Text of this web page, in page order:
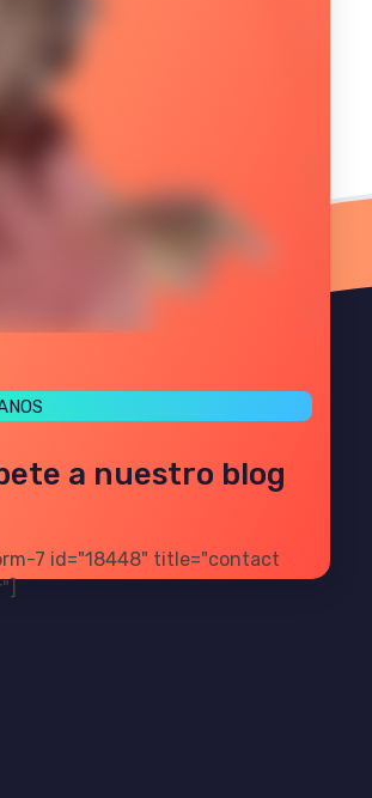
a nuestro blog
7 id="18448" title="contact